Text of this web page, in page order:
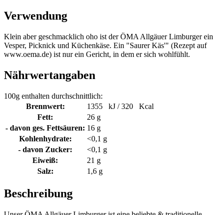
Verwendung
Klein aber geschmacklich oho ist der ÖMA Allgäuer Limburger ein
Vesper, Picknick und Küchenkäse. Ein "Saurer Käs'" (Rezept auf
www.oema.de) ist nur ein Gericht, in dem er sich wohlfühlt.
Nährwertangaben
100g enthalten durchschnittlich:
Brennwert:
1355 kJ / 320 Kcal
Fett:
26 g
- davon ges. Fettsäuren: 16 g
Kohlenhydrate:
<0,1 g
- davon Zucker:
<0,1 g
Eiweiß:
21 g
Salz:
1,6 g
Beschreibung